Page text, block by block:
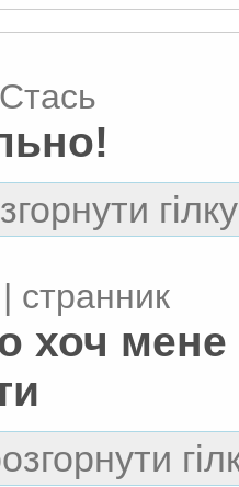
странник
хоч мене